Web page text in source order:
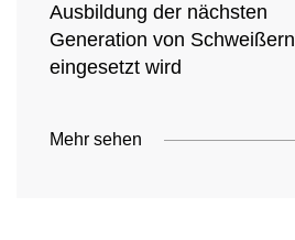
Ausbildung der nächsten
Generation von Schweißern
eingesetzt wird
Mehr sehen